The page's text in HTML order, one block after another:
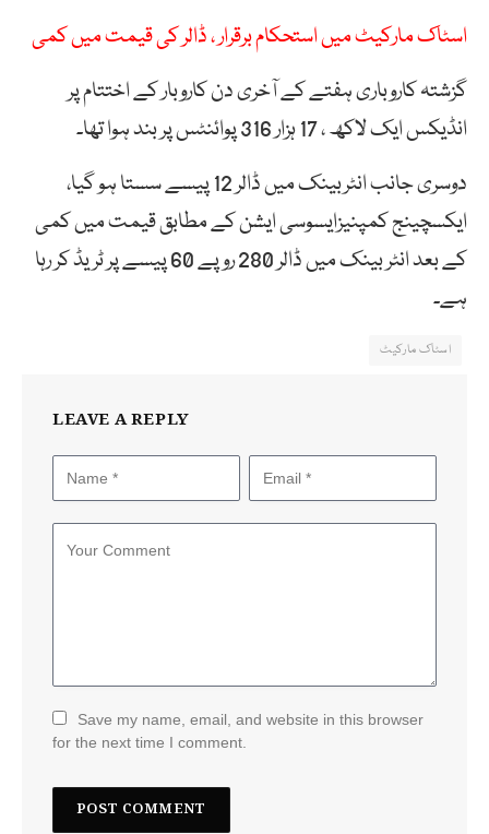
اسٹاک مارکیٹ میں استحکام برقرار ، ڈالر کی قیمت میں کمی
گزشتہ کاروباری ہفتے کے آخری دن کاروبار کے اختتام پر
انڈیکس ایک لاکھ ، 17 ہزار 316 پوائنٹس پر بند ہوا تھا۔
دوسری جانب انٹربینک میں ڈالر 12 پیسے سستا ہو گیا،
ایکسچینج کمپنیزایسوسی ایشن کے مطابق قیمت میں کمی
کے بعد انٹر بینک میں ڈالر 280 روپے 60 پیسے پر ٹریڈ کر رہا
ہے۔
اسٹاک مارکیٹ
LEAVE A REPLY
Save my name, email, and website in this browser
for the next time I comment.